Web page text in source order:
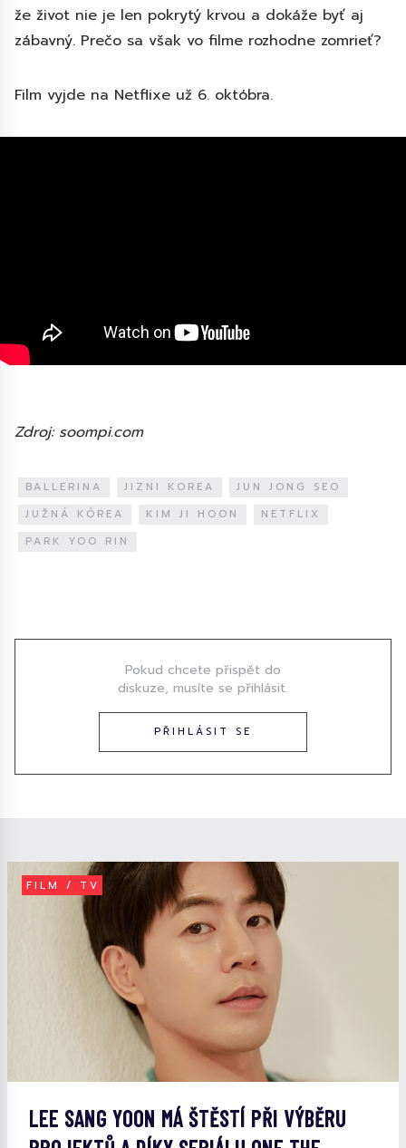
že život nie je len pokrytý krvou a dokáže byť aj
zábavný. Prečo sa však vo filme rozhodne zomrieť?
Film vyjde na Netflixe už 6. októbra.
Zdroj: soompi.com
BALLERINA JIZNI KOREA
JUN JONG SEO
JUŽNÁ KÓREA
KIM JI HOON
NETFLIX
PARK YOO RIN
Pokud chcete přispět do
diskuze, musíte se přihlásit.
PŘIHLÁSIT SE
FILM / TV
LEE SANG YOON MÁ ŠTĚSTÍ PŘI VÝBĚRU